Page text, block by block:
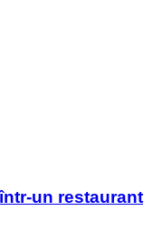
un restaurant